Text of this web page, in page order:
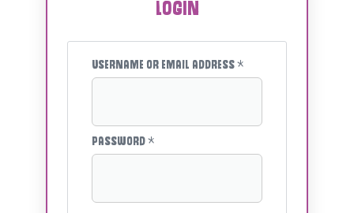
Login
Username or email address*
Password*